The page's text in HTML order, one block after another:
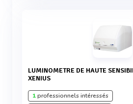
LUMINOMETRE DE HAUTE SENSIBILITE EVOLUTIF
XENIUS
1professionnels intéressés